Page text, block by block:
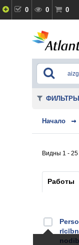
0 0 0
Начало
Видны 1 - 25
Работы
ФИЛЬТРЫ